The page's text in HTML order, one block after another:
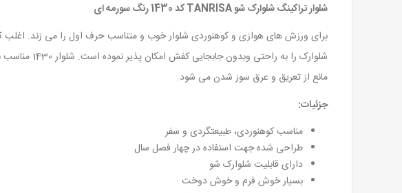
شلوار تراکینگ شلوارک شو TANRISA کد 1430 رنگ سورمه ای
برای ورزش های هوازی و کوهنوردی شلوار خوب و متناسب حرف اول را می زند. اغلب
شلوارک را
مانع از تعریق و عرق سوز شدن می شود.
جزئیات:
مناسب کوهنوردی، طبیعتگردی و سفر
طراحی شده جهت استفاده در چهار فصل سال
دارای قابلیت شلوارک شو
بسیار خوش فرم و خوش دوخت